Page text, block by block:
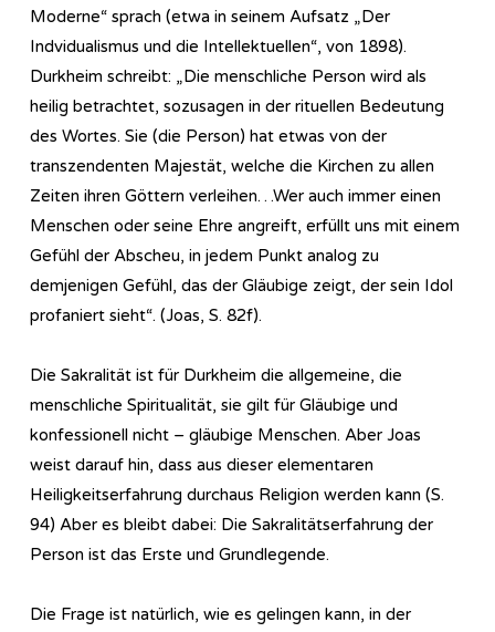
Moderne“ sprach (etwa in seinem Aufsatz „Der
Indvidualismus und die Intellektuellen“, von 1898).
Durkheim schreibt: „Die menschliche Person wird als
heilig betrachtet, sozusagen in der rituellen Bedeutung
des Wortes. Sie (die Person) hat etwas von der
transzendenten Majestät, welche die Kirchen zu allen
Zeiten ihren Göttern verleihen…Wer auch immer einen
Menschen oder seine Ehre angreift, erfüllt uns mit einem
Gefühl der Abscheu, in jedem Punkt analog zu
demjenigen Gefühl, das der Gläubige zeigt, der sein Idol
profaniert sieht“. (Joas, S. 82f).
Die Sakralität ist für Durkheim die allgemeine, die
menschliche Spiritualität, sie gilt für Gläubige und
konfessionell nicht – gläubige Menschen. Aber Joas
weist darauf hin, dass aus dieser elementaren
Heiligkeitserfahrung durchaus Religion werden kann (S.
94) Aber es bleibt dabei: Die Sakralitätserfahrung der
Person ist das Erste und Grundlegende.
Die Frage ist natürlich, wie es gelingen kann, in der